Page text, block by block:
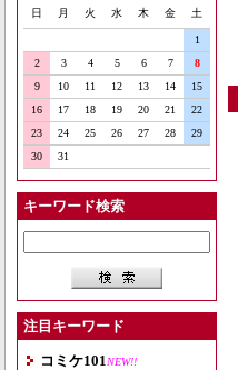
日 月 火 水 木 金 土
1
2
3 4 5 6 7
8
9
10 11 12 13 14
15
16
17 18 19 20 21
22
23
24 25 26 27 28
29
30
31
キーワード検索
注目キーワード
コミケ101 NEW!!